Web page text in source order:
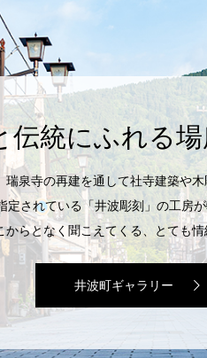
伝統にふれる
泉寺の再建を通して社寺建築や
されている「井波彫刻」の工房
からとなく聞こえてくる、とても情
井波町ギャラリー